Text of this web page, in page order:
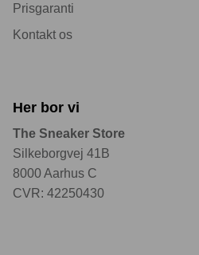
Prisgaranti
Kontakt os
Her bor vi
The Sneaker Store
Silkeborgvej 41B
8000 Aarhus C
CVR: 42250430